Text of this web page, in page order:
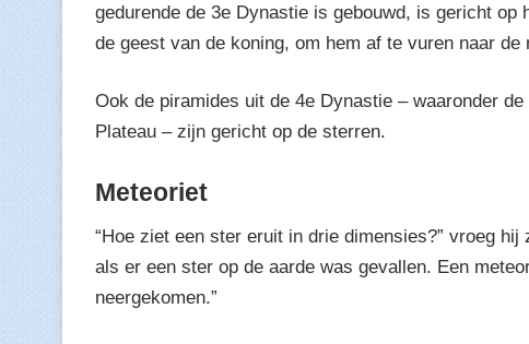
gedurende de 3e Dynastie is gebouwd, is gericht
de geest van de koning, om hem af te vuren naar
Ook de piramides uit de 4e Dynastie – waaronder
Plateau – zijn gericht op de sterren.
Meteoriet
“Hoe ziet een ster eruit in drie dimensies?” vroeg
als er een ster op de aarde was gevallen. Een
neergekomen.”